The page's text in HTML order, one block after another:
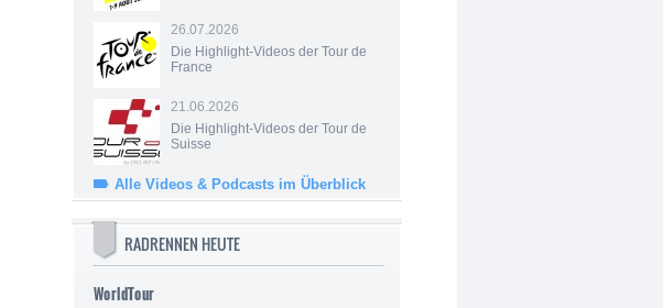
26.07.2026
Die Highlight-Videos der Tour de
France
21.06.2026
Die Highlight-Videos der Tour de
Suisse
Alle Videos & Podcasts im Überblick
RADRENNEN HEUTE
WorldTour